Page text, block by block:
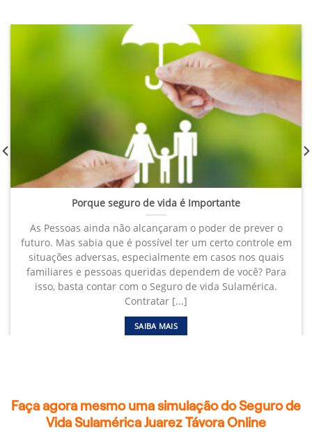
Porque seguro de vida é Importante
As Pessoas ainda não alcançaram o poder de prever o
futuro. Mas sabia que é possível ter um certo controle em
situações adversas, especialmente em casos nos quais
familiares e pessoas queridas dependem de você? Para
isso, basta contar com o Seguro de vida Sulamérica.
Contratar [...]
SAIBA MAIS
Faça agora mesmo uma simulação do Seguro de
Vida Sulamérica Juarez Távora Online